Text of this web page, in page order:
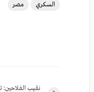
السكري مصر
نقيب